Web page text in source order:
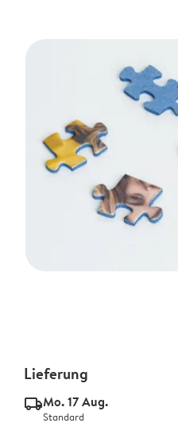
Lieferung
delivery_standard_v2Mo. 17 Aug.
Standard